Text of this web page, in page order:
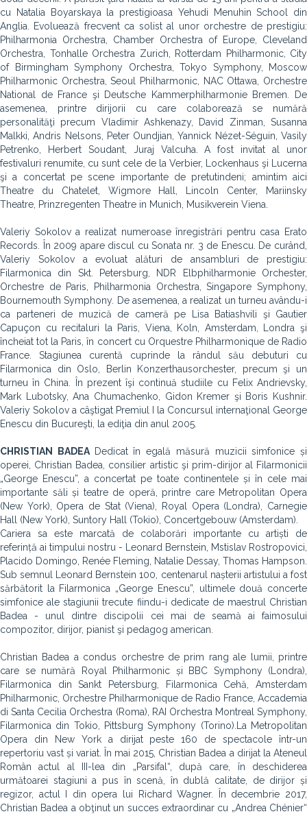
cu Natalia Boyarskaya la prestigioasa Yehudi Menuhin School din
Anglia. Evoluează frecvent ca solist al unor orchestre de prestigiu:
Philharmonia Orchestra, Chamber Orchestra of Europe, Cleveland
Orchestra, Tonhalle Orchestra Zurich, Rotterdam Philharmonic, City
of Birmingham Symphony Orchestra, Tokyo Symphony, Moscow
Philharmonic Orchestra, Seoul Philharmonic, NAC Ottawa, Orchestre
National de France şi Deutsche Kammerphilharmonie Bremen. De
asemenea, printre dirijorii cu care colaborează se numără
personalităţi precum Vladimir Ashkenazy, David Zinman, Susanna
Malkki, Andris Nelsons, Peter Oundjian, Yannick Nézet-Séguin, Vasily
Petrenko, Herbert Soudant, Juraj Valcuha. A fost invitat al unor
festivaluri renumite, cu sunt cele de la Verbier, Lockenhaus şi Lucerna
şi a concertat pe scene importante de pretutindeni; amintim aici
Theatre du Chatelet, Wigmore Hall, Lincoln Center, Mariinsky
Theatre, Prinzregenten Theatre in Munich, Musikverein Viena.
Valeriy Sokolov a realizat numeroase înregistrări pentru casa Erato
Records. În 2009 apare discul cu Sonata nr. 3 de Enescu. De curând,
Valeriy Sokolov a evoluat alături de ansambluri de prestigiu:
Filarmonica din Skt. Petersburg, NDR Elbphilharmonie Orchester,
Orchestre de Paris, Philharmonia Orchestra, Singapore Symphony,
Bournemouth Symphony. De asemenea, a realizat un turneu avându-i
ca parteneri de muzică de cameră pe Lisa Batiashvili şi Gautier
Capuçon cu recitaluri la Paris, Viena, Koln, Amsterdam, Londra şi
încheiat tot la Paris, în concert cu Orquestre Philharmonique de Radio
France. Stagiunea curentă cuprinde la rândul său debuturi cu
Filarmonica din Oslo, Berlin Konzerthausorchester, precum şi un
turneu în China. În prezent îşi continuă studiile cu Felix Andrievsky,
Mark Lubotsky, Ana Chumachenko, Gidon Kremer şi Boris Kushnir.
Valeriy Sokolov a câştigat Premiul I la Concursul internaţional George
Enescu din Bucureşti, la ediţia din anul 2005.
CHRISTIAN BADEA Dedicat în egală măsură muzicii simfonice și
operei, Christian Badea, consilier artistic şi prim-dirijor al Filarmonicii
„George Enescu”, a concertat pe toate continentele și în cele mai
importante săli și teatre de operă, printre care Metropolitan Opera
(New York), Opera de Stat (Viena), Royal Opera (Londra), Carnegie
Hall (New York), Suntory Hall (Tokio), Concertgebouw (Amsterdam).
Cariera sa este marcată de colaborări importante cu artiști de
referință ai timpului nostru - Leonard Bernstein, Mstislav Rostropovici,
Placido Domingo, Renée Fleming, Natalie Dessay, Thomas Hampson.
Sub semnul Leonard Bernstein 100, centenarul nașterii artistului a fost
sărbătorit la Filarmonica „George Enescu”, ultimele două concerte
simfonice ale stagiunii trecute fiindu-i dedicate de maestrul Christian
Badea - unul dintre discipolii cei mai de seamă ai faimosului
compozitor, dirijor, pianist şi pedagog american.
Christian Badea a condus orchestre de prim rang ale lumii, printre
care se numără Royal Philharmonic și BBC Symphony (Londra),
Filarmonica din Sankt Petersburg, Filarmonica Cehă, Amsterdam
Philharmonic, Orchestre Philharmonique de Radio France, Accademia
di Santa Cecilia Orchestra (Roma), RAI Orchestra Montreal Symphony,
Filarmonica din Tokio, Pittsburg Symphony (Torino).La Metropolitan
Opera din New York a dirijat peste 160 de spectacole într-un
repertoriu vast și variat. În mai 2015, Christian Badea a dirijat la Ateneul
Român actul al III-lea din „Parsifal“, după care, în deschiderea
următoarei stagiuni a pus în scenă, în dublă calitate, de dirijor și
regizor, actul I din opera lui Richard Wagner. În decembrie 2017,
Christian Badea a obţinut un succes extraordinar cu „Andrea Chénier“